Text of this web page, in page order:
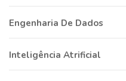
Engenharia De Dados
Inteligência Atrificial